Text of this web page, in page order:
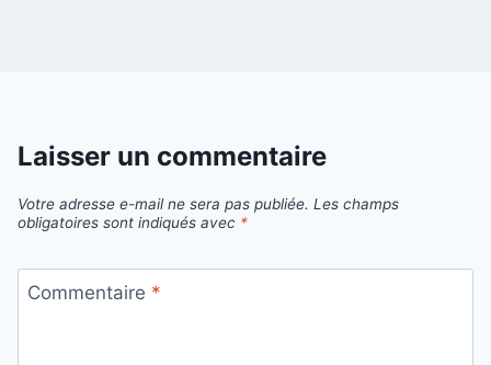
Laisser un commentaire
Votre adresse e-mail ne sera pas publiée. Les champs
obligatoires sont indiqués avec *
Commentaire *